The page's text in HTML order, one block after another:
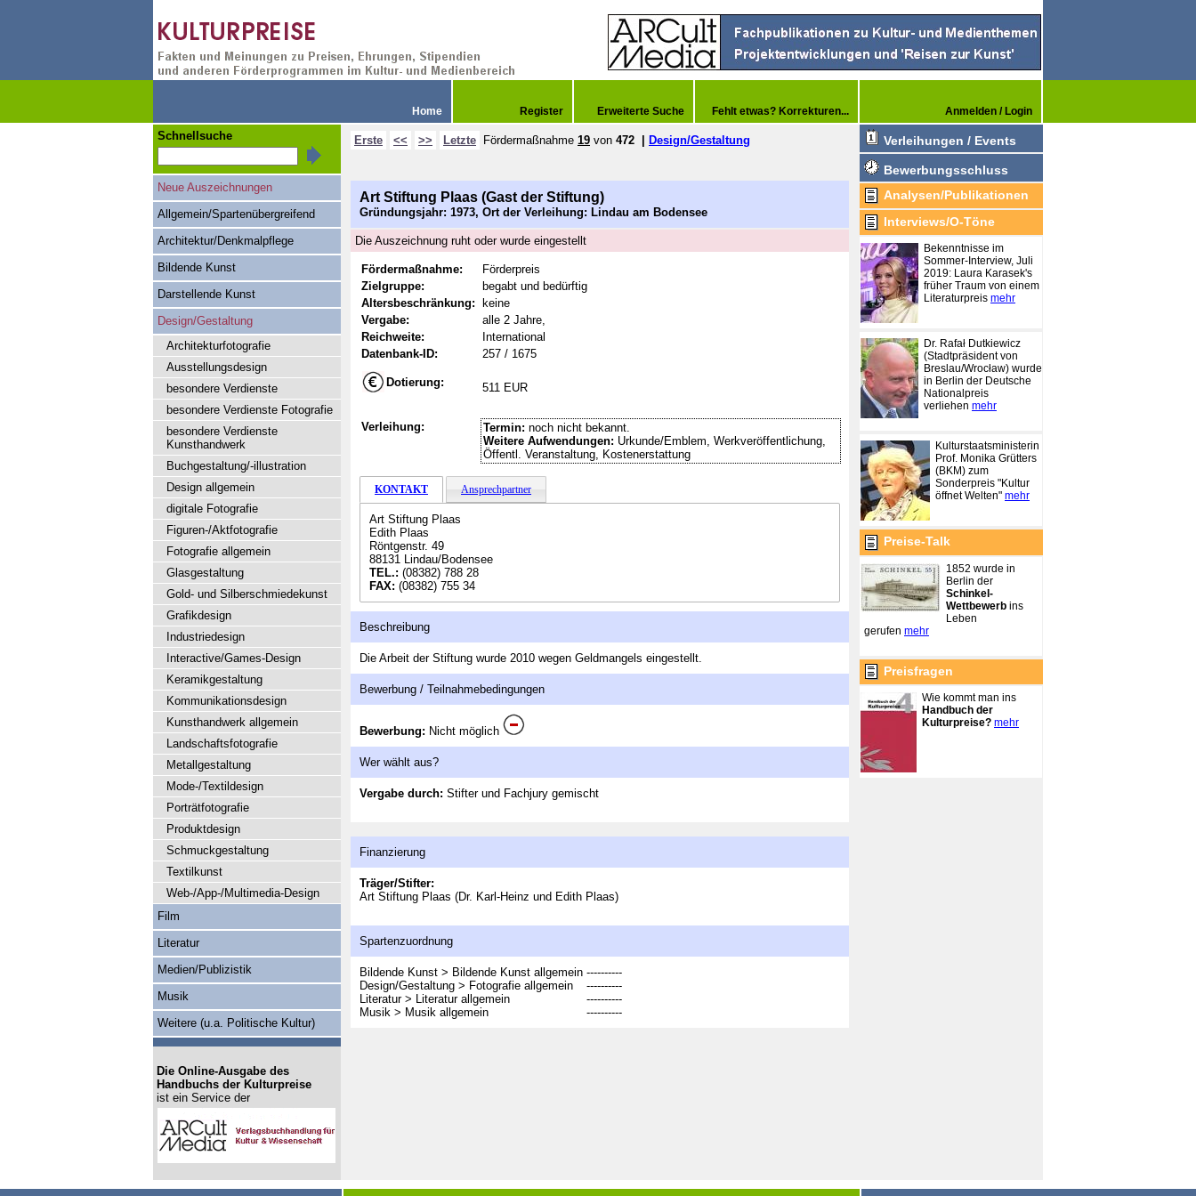
Home Register Erweiterte Suche Fehlt etwas? Korrekturen... Anmelden / Login
Erste << >> Letzte Fördermaßnahme 19 von 472 Design/Gestaltung
Art Stiftung Plaas (Gast der Stiftung)
Gründungsjahr: 1973, Ort der Verleihung: Lindau am Bodensee
Die Auszeichnung ruht oder wurde eingestellt
Fördermaßnahme:
Förderpreis
Zielgruppe:
begabt und bedürftig
Altersbeschränkung:
keine
Vergabe:
alle 2 Jahre,
Reichweite:
International
Datenbank-ID:
257 / 1675
Dotierung: 511 EUR
Verleihung: Termin: noch nicht bekannt.
Weitere Aufwendungen: Urkunde/Emblem, Werkveröffentlichung,
Öffentl. Veranstaltung, Kostenerstattung
KONTAKT Ansprechpartner
Art Stiftung Plaas
Edith Plaas
Röntgenstr. 49
88131 Lindau/Bodensee
TEL.: (08382) 788 28
FAX: (08382) 755 34
Beschreibung
Die Arbeit der Stiftung wurde 2010 wegen Geldmangels eingestellt.
Bewerbung / Teilnahmebedingungen
Bewerbung: Nicht möglich
Wer wählt aus?
Vergabe durch: Stifter und Fachjury gemischt
Finanzierung
Träger/Stifter:
Art Stiftung Plaas (Dr. Karl-Heinz und Edith Plaas)
Spartenzuordnung
Bildende Kunst > Bildende Kunst allgemein ----------
Design/Gestaltung > Fotografie allgemein
----------
Literatur > Literatur allgemein
----------
Musik > Musik allgemein
----------
Schnellsuche
Neue Auszeichnungen
Allgemein/Spartenübergreifend
Architektur/Denkmalpflege
Bildende Kunst
Darstellende Kunst
Design/Gestaltung
Architekturfotografie
Ausstellungsdesign
besondere Verdienste
besondere Verdienste Fotografie
besondere Verdienste
Kunsthandwerk
Buchgestaltung/-illustration
Design allgemein
digitale Fotografie
Figuren-/Aktfotografie
Fotografie allgemein
Glasgestaltung
Gold- und Silberschmiedekunst
Grafikdesign
Industriedesign
Interactive/Games-Design
Keramikgestaltung
Kommunikationsdesign
Kunsthandwerk allgemein
Landschaftsfotografie
Metallgestaltung
Mode-/Textildesign
Porträtfotografie
Produktdesign
Schmuckgestaltung
Textilkunst
Web-/App-/Multimedia-Design
Film
Literatur
Medien/Publizistik
Musik
Weitere (u.a. Politische Kultur)
Die Online-Ausgabe des
Handbuchs der Kulturpreise
ist ein Service der
Verleihungen / Events
Bewerbungsschluss
Analysen/Publikationen
Interviews/O-Töne
Bekenntnisse im
Sommer-Interview, Juli
2019: Laura Karasek's
früher Traum von einem
Literaturpreis mehr
Dr. Rafał Dutkiewicz
(Stadtpräsident von
Breslau/Wrocław) wurde
in Berlin der Deutsche
Nationalpreis
verliehen mehr
Kulturstaatsministerin
Prof. Monika Grütters
(BKM) zum
Sonderpreis "Kultur
öffnet Welten" mehr
Preise-Talk
1852 wurde in
Berlin der
Schinkel-
Wettbewerb ins
Leben
gerufen mehr
Preisfragen
Wie kommt man ins
Handbuch der
Kulturpreise? mehr